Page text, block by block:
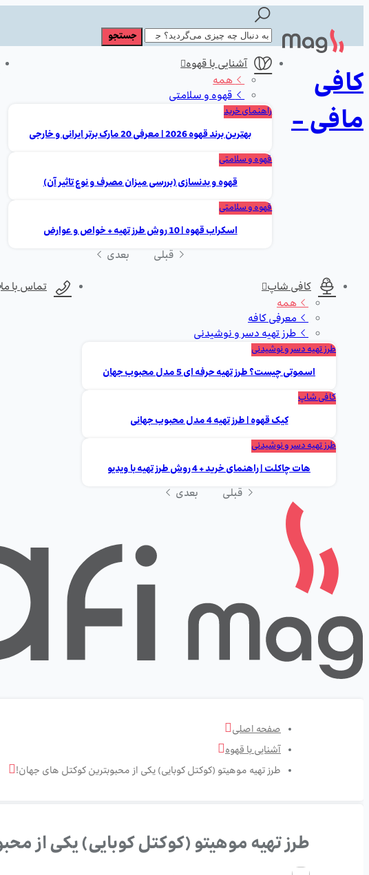
کافی
مافی -
آشنایی با قهوه
همه
قهوه و سلامتی
راهنمای خرید
بهترین برند قهوه 2026 | معرفی 20 مارک برتر ایرانی و خارجی
قهوه و سلامتی
قهوه و بدنسازی (بررسی میزان مصرف و نوع تاثیر آن)
قهوه و سلامتی
اسکراب قهوه | 10 روش طرز تهیه + خواص و عوارض
قبلی بعدی
کافی شاپ
همه
معرفی کافه
طرز تهیه دسر و نوشیدنی
طرز تهیه دسر و نوشیدنی
اسموتی چیست؟ طرز تهیه حرفه ای 5 مدل محبوب جهان
کافی شاپ
کیک قهوه | طرز تهیه 4 مدل محبوب جهانی
طرز تهیه دسر و نوشیدنی
هات چاکلت | راهنمای خرید + 4 روش طرز تهیه با ویدیو
قبلی بعدی
تماس با ما
صفحه اصلی
آشنایی با قهوه
طرز تهیه موهیتو (کوکتل کوبایی) یکی از محبوبترین کوکتل های جهان!
طرز تهیه موهیتو (کوکتل کوبایی) یکی از